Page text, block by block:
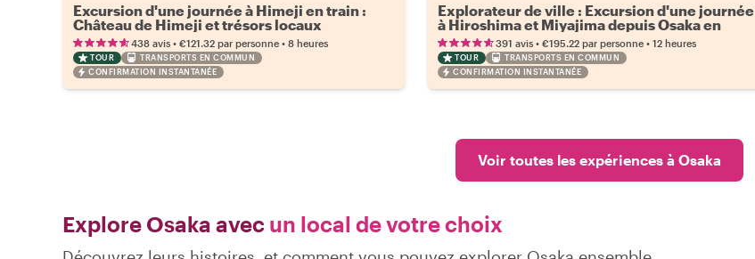
Excursion d'une journée à Himeji en train :
Château de Himeji et trésors locaux
438 avis • €121.32 par personne • 8 heures
TOUR
TRANSPORTS EN COMMUN
CONFIRMATION INSTANTANÉE
Explorateur de ville : Excursion d'une journée
à Hiroshima et Miyajima depuis Osaka en
Shinkansen
391 avis •€195.22 par personne •12 heures
TOUR
TRANSPORTS EN COMMUN
CONFIRMATION INSTANTANÉE
Voir toutes les expériences à Osaka
Explore Osaka avec un local de votre choix